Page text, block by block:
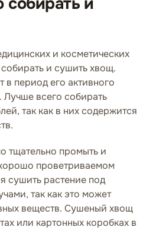
и косметических
и сушить хвощ.
в период его активного
всего собирать
так как в них содержится
тщательно промыть и
проветриваемом
сушить растение под
так как это может
веществ. Сушеный хвощ
или картонных коробках в